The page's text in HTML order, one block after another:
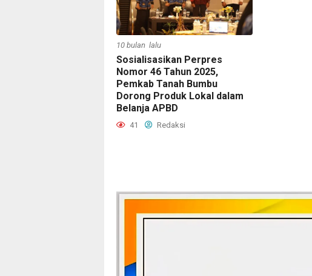
10 bulan lalu
Sosialisasikan Perpres
Nomor 46 Tahun 2025,
Pemkab Tanah Bumbu
Dorong Produk Lokal dalam
Belanja APBD
41 Redaksi